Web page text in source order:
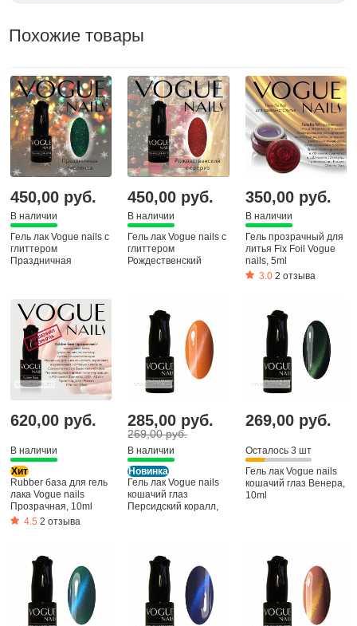
Похожие товары
450,00 руб.
В наличии
Гель лак Vogue nails с
глиттером
Праздничная
450,00 руб.
В наличии
Гель лак Vogue nails с
глиттером
Рождественский
350,00 руб.
В наличии
Гель прозрачный для
литья Fix Foil Vogue
nails, 5ml
3.02 отзыва
620,00 руб.
В наличии
Хит
Rubber база для гель
лака Vogue nails
Прозрачная, 10ml
4.5 2 отзыва
285,00 руб.
269,00 руб.
В наличии
Новинка
Гель лак Vogue nails
кошачий глаз
Персидский коралл,
269,00 руб.
Осталось 3 шт
Гель лак Vogue nails
кошачий глаз Венера,
10ml